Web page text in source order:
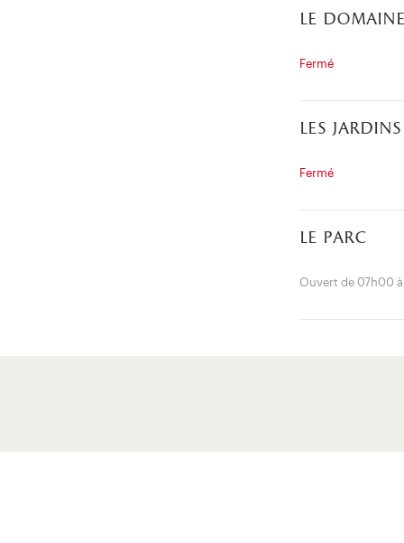
le
Fermé
les jardins
Fermé
le parc
Ouvert de 07h00